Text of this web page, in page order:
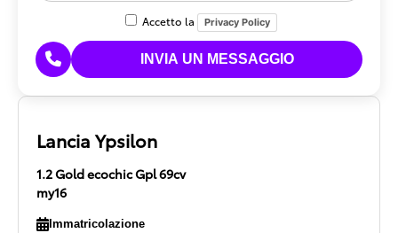
Accetto la Privacy Policy
Lancia Ypsilon
1.2 Gold ecochic Gpl 69cv
my16
Immatricolazione